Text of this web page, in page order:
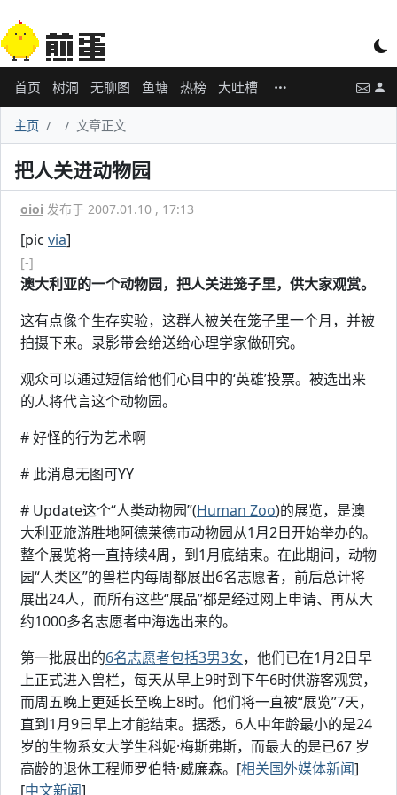
首页 树洞 无聊图 鱼塘 热榜 大吐槽
主页 文章正文
把人关进动物园
oioi 发布于 2007.01.10 , 17:13
[pic via]
[-]
澳大利亚的一个动物园，把人关进笼子里，供大家观赏。
这有点像个生存实验，这群人被关在笼子里一个月，并被
拍摄下来。录影带会给送给心理学家做研究。
观众可以通过短信给他们心目中的‘英雄’投票。被选出来
的人将代言这个动物园。
# 好怪的行为艺术啊
# 此消息无图可YY
# Update这个“人类动物园”(Human Zoo)的展览，是澳
大利亚旅游胜地阿德莱德市动物园从1月2日开始举办的。
整个展览将一直持续4周，到1月底结束。在此期间，动物
园“人类区”的兽栏内每周都展出6名志愿者，前后总计将
展出24人，而所有这些“展品”都是经过网上申请、再从大
约1000多名志愿者中海选出来的。
第一批展出的6名志愿者包括3男3女，他们已在1月2日早
上正式进入兽栏，每天从早上9时到下午6时供游客观赏，
而周五晚上更延长至晚上8时。他们将一直被“展览”7天，
直到1月9日早上才能结束。据悉，6人中年龄最小的是24
岁的生物系女大学生科妮·梅斯弗斯，而最大的是已67 岁
高龄的退休工程师罗伯特·威廉森。[相关国外媒体新闻]
[中文新闻]